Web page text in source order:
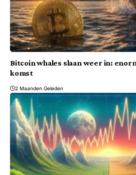
Bitcoin whales slaan weer in:
komst
2 Maanden Geleden